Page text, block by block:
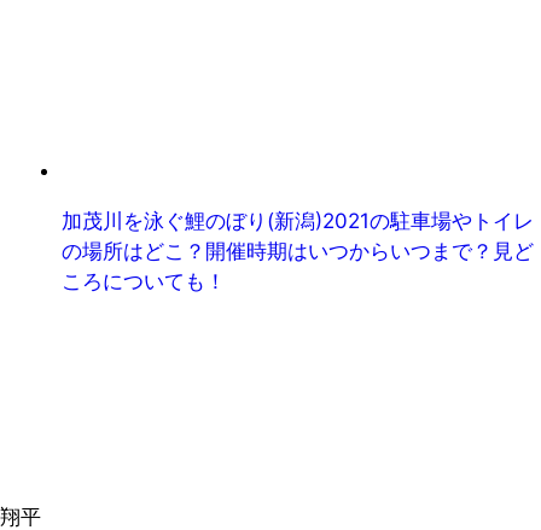
加茂川を泳ぐ鯉のぼり(新潟)2021の駐車場やトイレ
の場所はどこ？開催時期はいつからいつまで？見ど
ころについても！
翔平